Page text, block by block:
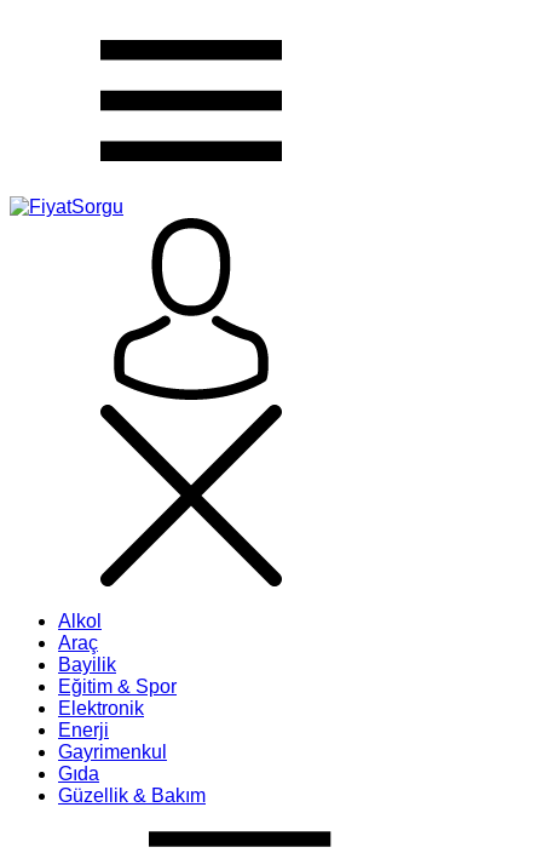
Alkol
Araç
Bayilik
Eğitim & Spor
Elektronik
Enerji
Gayrimenkul
Gıda
Güzellik & Bakım